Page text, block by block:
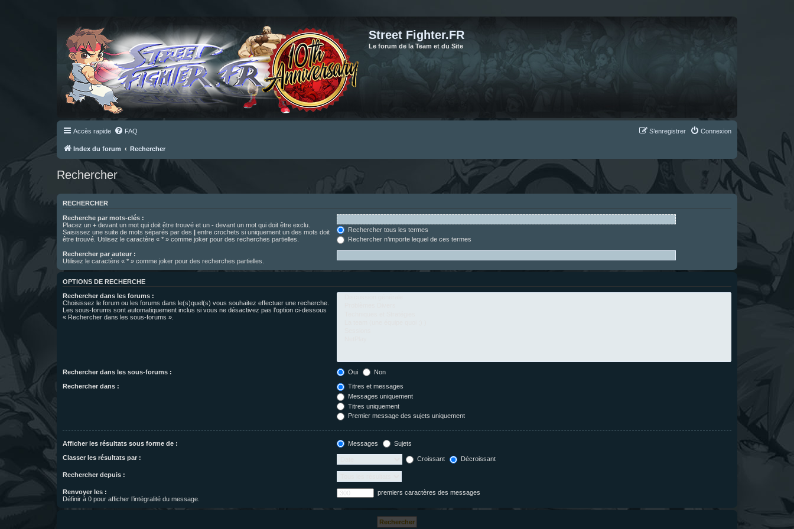
Street Fighter.FR
Le forum de la Team et du Site
Accès rapide FAQ Connexion
S’enregistrer
Index du forum Rechercher
Rechercher
RECHERCHER
Recherche par mots-clés :
Placez un + devant un mot qui doit être trouvé et un - devant un mot qui doit être exclu.
Saisissez une suite de mots séparés par des | entre crochets si uniquement un des mots doit
être trouvé. Utilisez le caractère « * » comme joker pour des recherches partielles.
Rechercher tous les termes
Rechercher n’importe lequel de ces termes
Rechercher par auteur :
Utilisez le caractère « * » comme joker pour des recherches partielles.
OPTIONS DE RECHERCHE
Rechercher dans les forums :
Choisissez le forum ou les forums dans le(s)quel(s) vous souhaitez effectuer une recherche.
Les sous-forums sont automatiquement inclus si vous ne désactivez pas l’option ci-dessous
« Rechercher dans les sous-forums ».
Rechercher dans les sous-forums : Oui Non
Rechercher dans :
Titres et messages
Messages uniquement
Titres uniquement
Premier message des sujets uniquement
Afficher les résultats sous forme de : Messages Sujets
Classer les résultats par : Croissant Décroissant
Rechercher depuis :
Renvoyer les :
Définir à 0 pour afficher l’intégralité du message.
premiers caractères des messages